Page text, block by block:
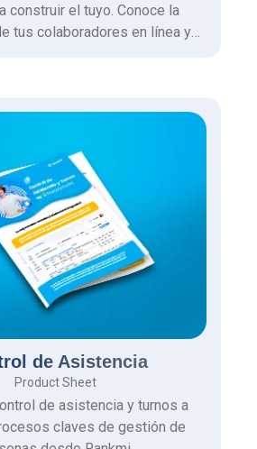
construir el tuyo. Conoce la
tus colaboradores en línea y
de Asistencia
Product Sheet
de asistencia y turnos a
claves de gestión de